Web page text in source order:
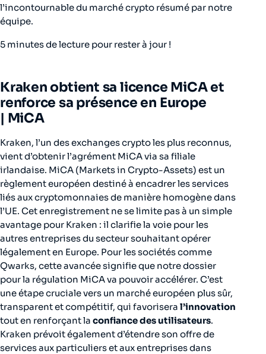
l’incontournable du marché crypto résumé par notre
équipe.
5 minutes de lecture pour rester à jour !
Kraken obtient sa licence MiCA et
renforce sa présence en Europe
| MiCA
Kraken, l’un des exchanges crypto les plus reconnus,
vient d’obtenir l’agrément MiCA via sa filiale
irlandaise. MiCA (Markets in Crypto-Assets) est un
règlement européen destiné à encadrer les services
liés aux cryptomonnaies de manière homogène dans
l’UE. Cet enregistrement ne se limite pas à un simple
avantage pour Kraken : il clarifie la voie pour les
autres entreprises du secteur souhaitant opérer
légalement en Europe. Pour les sociétés comme
Qwarks, cette avancée signifie que notre dossier
pour la régulation MiCA va pouvoir accélérer. C’est
une étape cruciale vers un marché européen plus sûr,
transparent et compétitif, qui favorisera l’innovation
tout en renforçant la confiance des utilisateurs.
Kraken prévoit également d’étendre son offre de
services aux particuliers et aux entreprises dans